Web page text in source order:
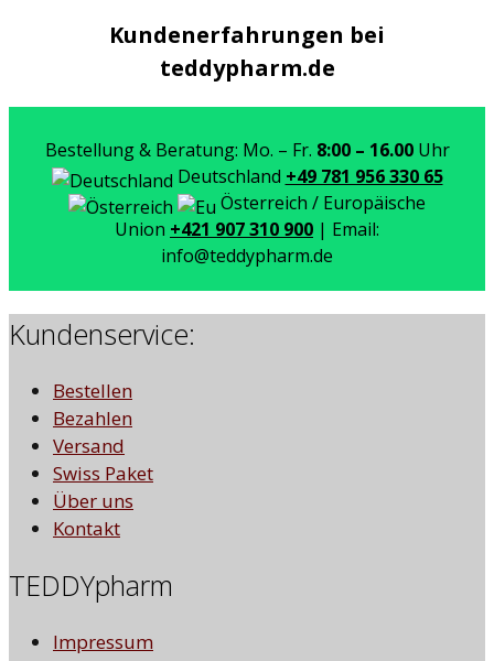
Kundenerfahrungen bei
teddypharm.de
Bestellung & Beratung: Mo. – Fr. 8:00 – 16.00Uhr
Deutschland +49 781 956 330 65
Österreich / Europäische
Union +421 907 310 900 | Email:
info@teddypharm.de
Kundenservice:
Bestellen
Bezahlen
Versand
Swiss Paket
Über uns
Kontakt
TEDDYpharm
Impressum